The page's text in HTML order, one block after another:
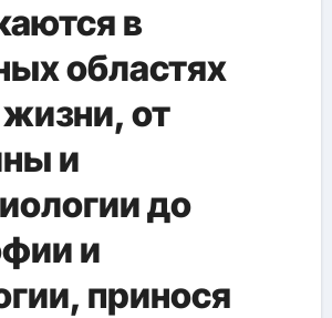
в
областях
от
и
до
и
принося